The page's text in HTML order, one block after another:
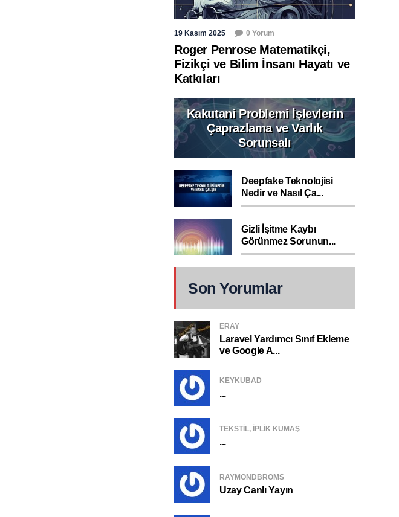
19 Kasım 2025 0 Yorum
Roger Penrose Matematikçi,
Fizikçi ve Bilim İnsanı Hayatı ve
Katkıları
Kakutani Problemi İşlevlerin
Çaprazlama ve Varlık
Sorunsalı
Deepfake Teknolojisi
Nedir ve Nasıl Ça...
Gizli İşitme Kaybı
Görünmez Sorunun...
Son Yorumlar
ERAY
Laravel Yardımcı Sınıf Ekleme
ve Google A...
KEYKUBAD
...
TEKSTIL, IPLIK KUMAŞ
...
RAYMONDBROMS
Uzay Canlı Yayın